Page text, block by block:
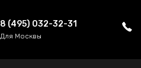
8 (495) 032-32-31
Для Москвы